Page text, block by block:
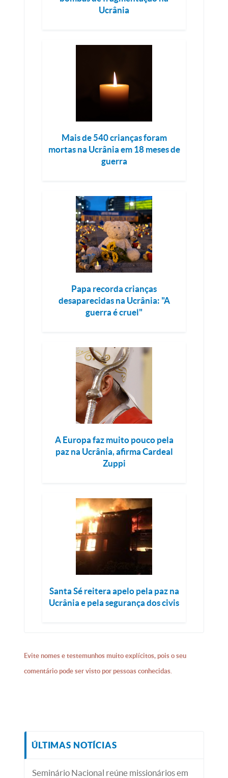
Ucrânia
Mais de 540 crianças foram
mortas na Ucrânia em 18 meses de
guerra
Papa recorda crianças
desaparecidas na Ucrânia: "A
guerra é cruel"
A Europa faz muito pouco pela
paz na Ucrânia, afirma Cardeal
Zuppi
Santa Sé reitera apelo pela paz na
Ucrânia e pela segurança dos civis
Evite nomes e testemunhos muito explícitos, pois o seu
comentário pode ser visto por pessoas conhecidas.
ÚLTIMAS NOTÍCIAS
Seminário Nacional reúne missionários em